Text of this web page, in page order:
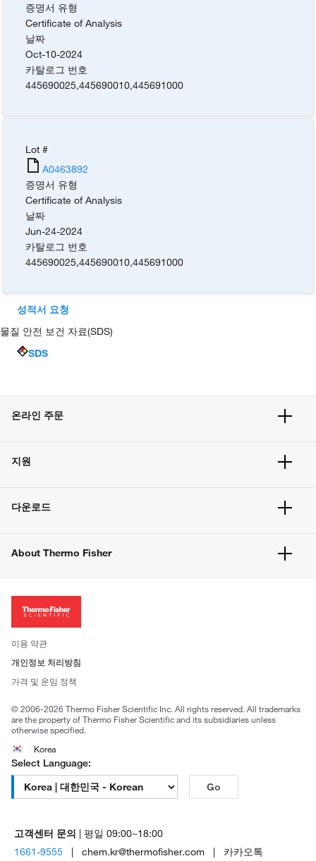
증명서 유형
Certificate of Analysis
날짜
Oct-10-2024
카탈로그 번호
445690025,445690010,445691000
Lot #
A0463892
증명서 유형
Certificate of Analysis
날짜
Jun-24-2024
카탈로그 번호
445690025,445690010,445691000
성적서 요청
물질 안전 보건 자료(SDS)
SDS
온라인 주문
주문 방법
벌크 주문
지원
고객 센터
웹사이트 개선사항
다운로드
About Thermo Fisher
투자자
사회적 책임
브랜드
이용 약관
개인정보 처리방침
가격 및 운임 정책
© 2006-2026 Thermo Fisher Scientific Inc. All rights reserved. All trademarks
are the property of Thermo Fisher Scientific and its subsidiaries unless
otherwise specified.
Korea
Select Language:
Go
고객센터 문의
| 평일 09:00~18:00
1661-9555 | chem.kr@thermofisher.com | 카카오톡